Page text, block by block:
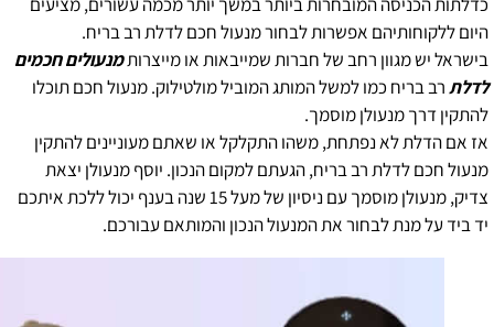
היום ללקוחותיהם אפשרות לבחור מנעול חכם לדלת רב בריח.
בישראל יש מגוון רחב של חברות שמייבאות או מייצרותמנעולים חכמים
לדלתרב בריח כמו למשל המותג המוביל מולטילוק. מנעול חכם תוכלו
להתקין דרך מנעולן מוסמך.
אז אם הדלת לא נפתחת, משהו התקלקל או שאתם מעוניינים להתקין
מנעול חכם לדלת רב בריח, הגעתם למקום הנכון. יוסף מנעולן יצאת
צדיק, מנעולן מוסמך עם ניסיון של מעל 15 שנה בענף יכול ללכת איתכם
יד ביד על מנת לבחור את המנעול הנכון והמותאם עבורכם.